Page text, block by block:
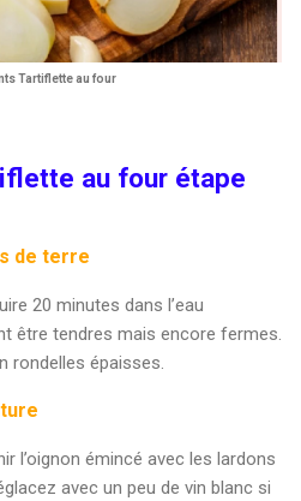
Tartiflette au four
au four étape
de terre
20 minutes dans l’eau
être tendres mais encore fermes.
rondelles épaisses.
l’oignon émincé avec les lardons
avec un peu de vin blanc si